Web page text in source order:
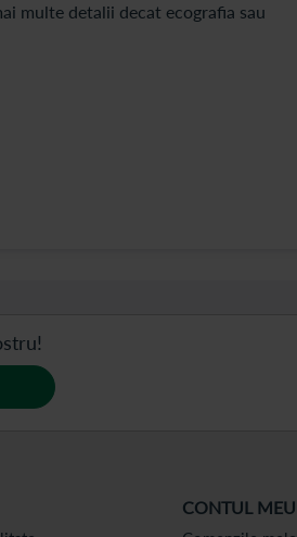
multe detalii decat ecografia sau
CONTUL MEU